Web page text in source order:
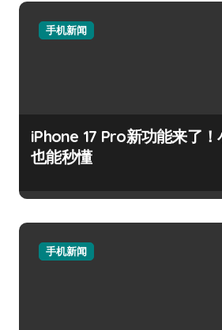
手机新闻
iPhone 17 Pro新功能来了！
也能秒懂
手机新闻